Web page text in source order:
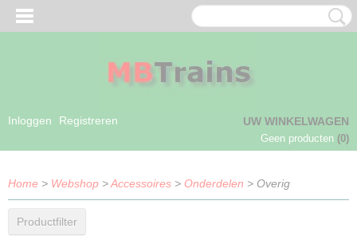
Inloggen Registreren UW WINKELWAGEN
Geen producten (0)
Home > Webshop >Accessoires > Onderdelen > Overig
Productfilter